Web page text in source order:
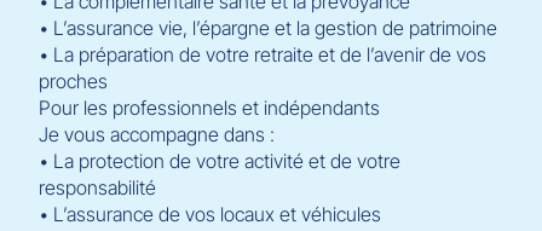
• L’assurance vie, l’épargne et la gestion de patrimoine
• La préparation de votre retraite et de l’avenir de vos
proches
Pour les professionnels et indépendants
Je vous accompagne dans :
• La protection de votre activité et de votre
responsabilité
• L’assurance de vos locaux et véhicules